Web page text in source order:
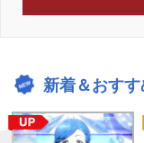
新着＆おすす